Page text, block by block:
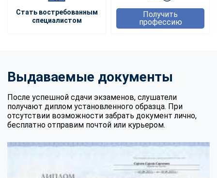
Стать востребованным
специалистом
Получить
профессию
Выдаваемые документы
После успешной сдачи экзаменов, слушатели
получают диплом установленного образца. При
отсутствии возможности забрать документ лично,
бесплатно отправим почтой или курьером.